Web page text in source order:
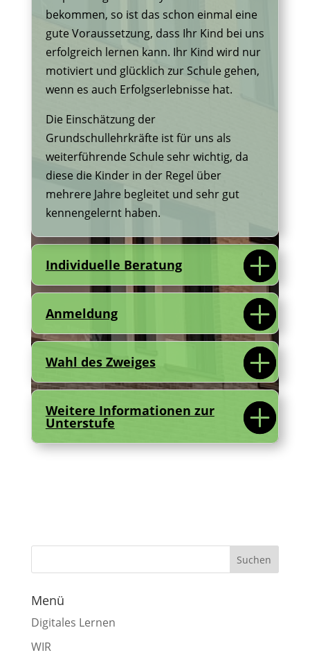
bekommen, so ist das schon einmal eine
gute Voraussetzung, dass Ihr Kind bei uns
erfolgreich lernen kann. Ihr Kind wird nur
motiviert und glücklich zur Schule gehen,
wenn es auch Erfolgserlebnisse hat.
Die Einschätzung der
Grundschullehrkräfte ist für uns als
weiterführende Schule sehr wichtig, da
diese die Kinder in der Regel über
mehrere Jahre begleitet und sehr gut
kennengelernt haben.
Individuelle Beratung
Anmeldung
Wahl des Zweiges
Weitere Informationen zur
Unterstufe
Menü
Digitales Lernen
WIR